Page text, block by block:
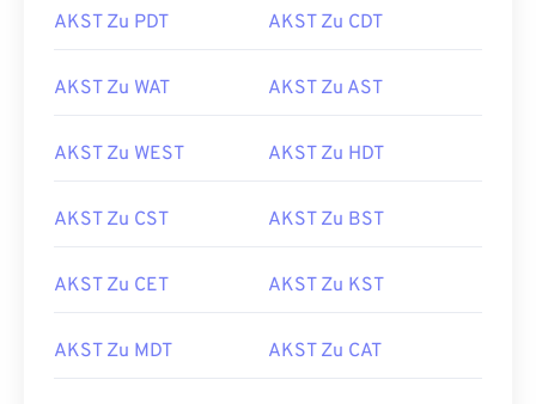
AKST Zu PDT AKST Zu CDT
AKST Zu WAT AKST Zu AST
AKST Zu WEST AKST Zu HDT
AKST Zu CST AKST Zu BST
AKST Zu CET AKST Zu KST
AKST Zu MDT AKST Zu CAT